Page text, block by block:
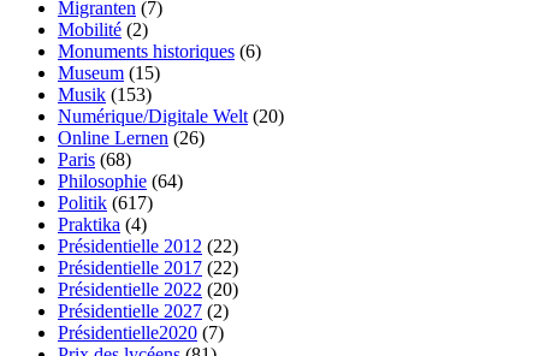
Migranten (7)
Mobilité (2)
Monuments historiques (6)
Museum (15)
Musik (153)
Numérique/Digitale Welt (20)
Online Lernen (26)
Paris (68)
Philosophie (64)
Politik (617)
Praktika (4)
Présidentielle 2012 (22)
Présidentielle 2017 (22)
Présidentielle 2022 (20)
Présidentielle 2027 (2)
Présidentielle2020 (7)